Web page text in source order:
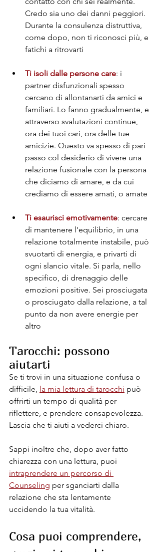
Credo sia uno dei danni peggiori.
Durante la consulenza distruttiva,
come dopo, non ti riconosci più, e
fatichi a ritrovarti
Ti isoli dalle persone care: i
partner disfunzionali spesso
cercano di allontanarti da amici e
familiari. Lo fanno gradualmente, e
attraverso svalutazioni continue,
ora dei tuoi cari, ora delle tue
amicizie. Questo va spesso di pari
passo col desiderio di vivere una
relazione fusionale con la persona
che diciamo di amare, e da cui
crediamo di essere amati, o amate
Ti esaurisci emotivamente: cercare
di mantenere l'equilibrio, in una
relazione totalmente instabile, può
svuotarti di energia, e privarti di
ogni slancio vitale. Si parla, nello
specifico, di drenaggio delle
emozioni positive. Sei prosciugata
o prosciugato dalla relazione, a tal
punto da non avere energie per
altro
Tarocchi: possono
aiutarti
Se ti trovi in una situazione confusa o
difficile, la mia lettura di tarocchi può
offrirti un tempo di qualità per
riflettere, e prendere consapevolezza.
Lascia che ti aiuti a vederci chiaro.
Sappi inoltre che, dopo aver fatto
chiarezza con una lettura, puoi
intraprendere un percorso di
Counseling per sganciarti dalla
relazione che sta lentamente
uccidendo la tua vitalità.
Cosa puoi comprendere,